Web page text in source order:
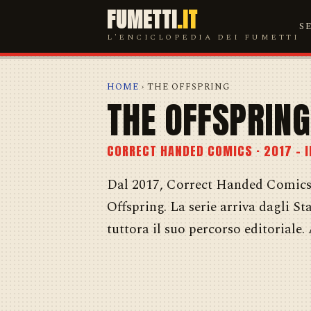
FUMETTI.IT
L'ENCICLOPEDIA DEI FUMETTI
HOME › THE OFFSPRING
THE OFFSPRING
CORRECT HANDED COMICS · 2017 –
Dal 2017, Correct Handed
Offspring. La serie arriva dagli
tuttora il suo percorso